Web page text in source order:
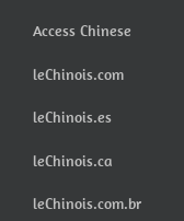
Access Chinese
leChinois.com
leChinois.es
leChinois.ca
leChinois.com.br